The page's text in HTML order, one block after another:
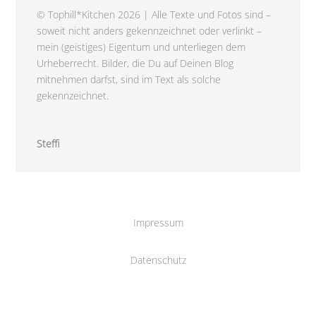
© Tophill*Kitchen 2026 | Alle Texte und Fotos sind –
soweit nicht anders gekennzeichnet oder verlinkt –
mein (geistiges) Eigentum und unterliegen dem
Urheberrecht. Bilder, die Du auf Deinen Blog
mitnehmen darfst, sind im Text als solche
gekennzeichnet.
Steffi
Impressum
Datenschutz